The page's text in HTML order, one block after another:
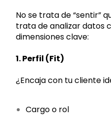
No se trata de “sentir”
trata de analizar datos
dimensiones clave:
1. Perfil (Fit)
¿Encaja con tu cliente
Cargo o rol